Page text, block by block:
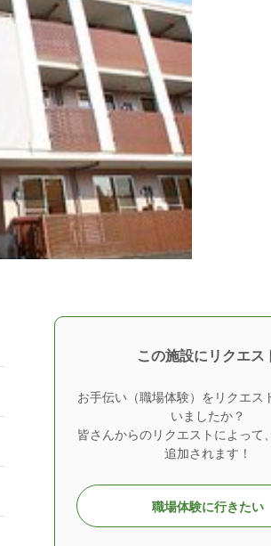
この施設にリクエス
お手伝い（職場体験）をリクエス
いましたか？
皆さんからのリクエストによって
追加されます！
職場体験に行きたい